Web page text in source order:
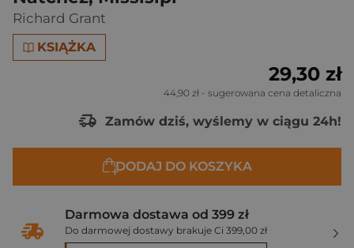
Richard Grant
KSIĄŻKA
29,30 zł
44,90 zł - sugerowana cena detaliczna
Zamów dziś, wyślemy w ciągu 24h!
DODAJ DO KOSZYKA
Darmowa dostawa od 399 zł
Do darmowej dostawy brakuje Ci 399,00 zł